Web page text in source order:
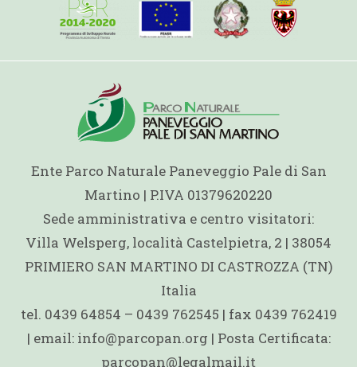
Ente Parco Naturale Paneveggio Pale di San
Martino | P.IVA 01379620220
Sede amministrativa e centro visitatori:
Villa Welsperg, località Castelpietra, 2 | 38054
PRIMIERO SAN MARTINO DI CASTROZZA (TN)
Italia
tel. 0439 64854 – 0439 762545 | fax 0439 762419
| email: info@parcopan.org | Posta Certificata:
parcopan@legalmail.it